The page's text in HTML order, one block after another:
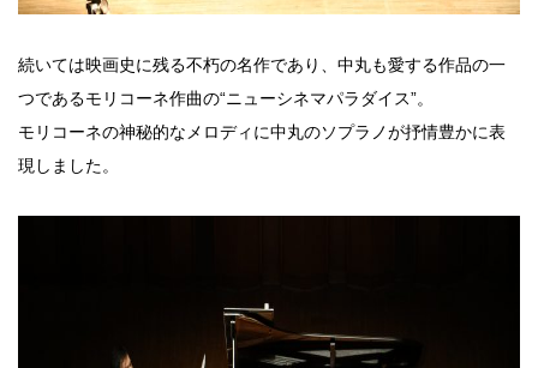
続いては映画史に残る不朽の名作であり、中丸も愛する作品の一
つであるモリコーネ作曲の“ニューシネマパラダイス”。
モリコーネの神秘的なメロディに中丸のソプラノが抒情豊かに表
現しました。